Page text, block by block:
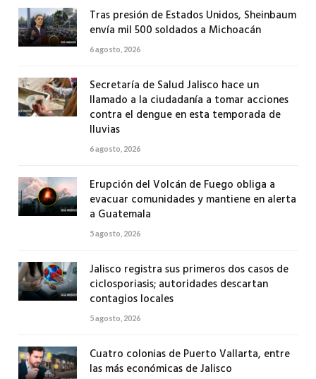
Tras presión de Estados Unidos, Sheinbaum
envía mil 500 soldados a Michoacán
6 agosto, 2026
Secretaría de Salud Jalisco hace un
llamado a la ciudadanía a tomar acciones
contra el dengue en esta temporada de
lluvias
6 agosto, 2026
Erupción del Volcán de Fuego obliga a
evacuar comunidades y mantiene en alerta
a Guatemala
5 agosto, 2026
Jalisco registra sus primeros dos casos de
ciclosporiasis; autoridades descartan
contagios locales
5 agosto, 2026
Cuatro colonias de Puerto Vallarta, entre
las más económicas de Jalisco